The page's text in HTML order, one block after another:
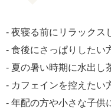
- 夜寝る前にリラックス
- 食後にさっぱりしたい
- 夏の暑い時期に水出し
- カフェインを控えたい
- 年配の方や小さな子供